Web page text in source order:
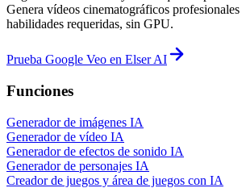
Genera vídeos cinematográficos
habilidades requeridas, sin GPU.
Prueba Google Veo en Elser AI
Funciones
Generador de imágenes IA
Generador de vídeo IA
Generador de efectos de sonido IA
Generador de personajes IA
Creador de juegos y área de juegos con IA